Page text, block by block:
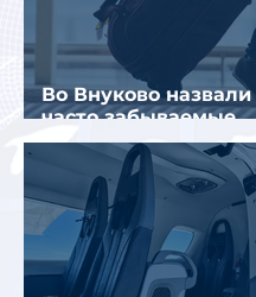
Во Внуково
часто забываемые
пассажирами вещи